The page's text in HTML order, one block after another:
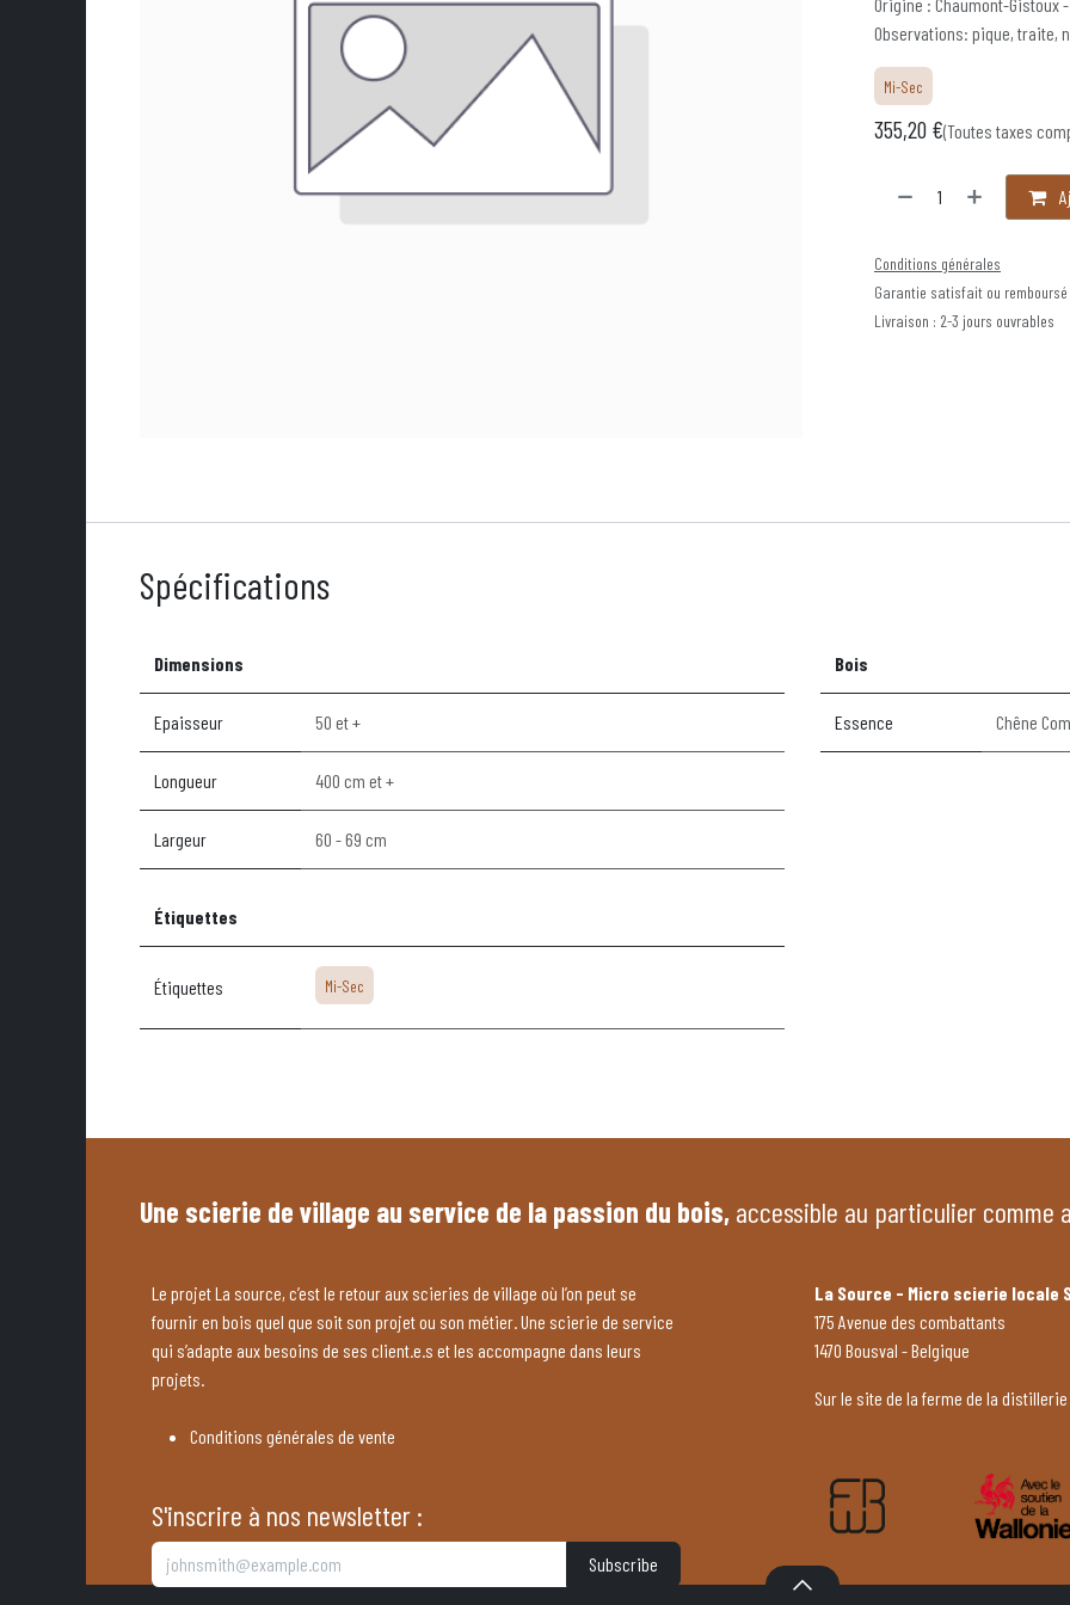
Observations: pique, traite,
Mi-Sec
355,20 €(Toutes taxes
Conditions générales
Garantie satisfait ou
Livraison : 2-3 jours ouvrables
Spécifications
Dimensions
Epaisseur 50 et +
Longueur 400 cm et +
Largeur 60 - 69 cm
Bois
Essence Chêne
Étiquettes
Étiquettes Mi-Sec
Une scierie de village au service de la passion du bois, accessible au particulier comme
Le projet La source, c’est le retour aux scieries de village où l’on peut se
fournir en bois quel que soit son projet ou son métier. Une scierie de service
qui s’adapte aux besoins de ses client.e.s et les accompagne dans leurs
projets.
Conditions générales de vente
S'inscrire à nos newsletter :
Subscribe
La Source - Micro scierie locale
175 Avenue des combattants
1470 Bousval - Belgique
Sur le site de la ferme de la distillerie